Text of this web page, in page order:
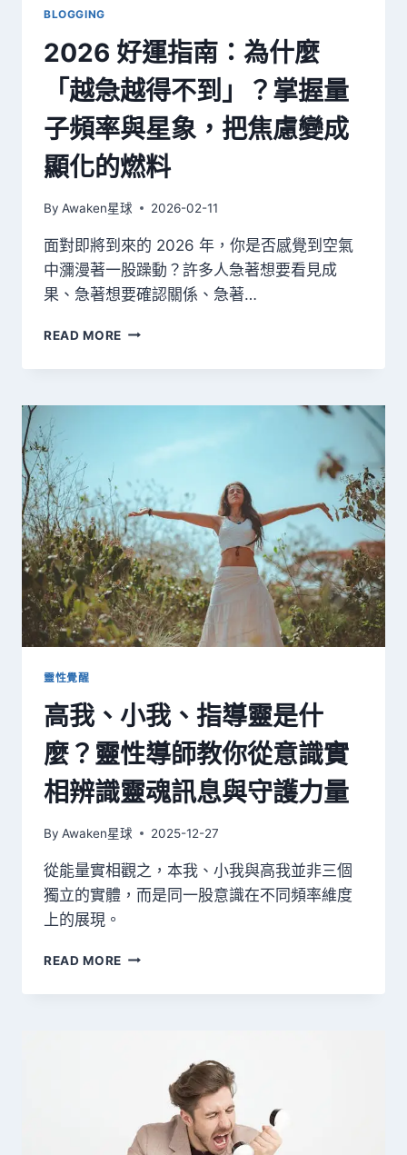
與
「真
實」
滑
出
生
命
的
最
境
界？
BLOGGING
2026 好運指南：為什麼
「越急越得不到」？掌握量
子頻率與星象，把焦慮變成
顯化的燃料
By Awaken星球 2026-02-11
面對即將到來的 2026 年，你是否感覺到空氣
中瀰漫著一股躁動？許多人急著想要看見成
果、急著想要確認關係、急著…
READ MORE 2026
運
南：
「越
急
越
得
不
到」？
掌
握
量
與
星
象，
把
焦
慮
變
顯
靈性覺醒
高我、小我、指導靈是什
麼？靈性導師教你從意識實
相辨識靈魂訊息與守護力量
By Awaken星球 2025-12-27
從能量實相觀之，本我、小我與高我並非三個
獨立的實體，而是同一股意識在不同頻率維度
上的展現。
READ MORE 高
小
麼？
靈